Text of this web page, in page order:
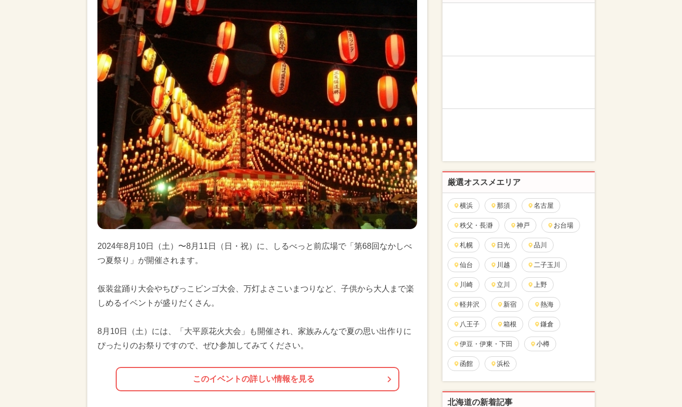
2024年8月10日（土）〜8月11日（日・祝）に、しるべっと前広場で「第68回なかしべ
つ夏祭り」が開催されます。
仮装盆踊り大会やちびっこビンゴ大会、万灯よさこいまつりなど、子供から大人まで楽
しめるイベントが盛りだくさん。
8月10日（土）には、「大平原花火大会」も開催され、家族みんなで夏の思い出作りに
ぴったりのお祭りですので、ぜひ参加してみてください。
このイベントの詳しい情報を見る
厳選オススメエリア
横浜 那須 名古屋
秩父・長瀞 神戸 お台場
札幌 日光 品川
仙台 川越 二子玉川
川崎 立川 上野
軽井沢 新宿 熱海
八王子 箱根 鎌倉
伊豆・伊東・下田 小樽
函館 浜松
北海道の新着記事